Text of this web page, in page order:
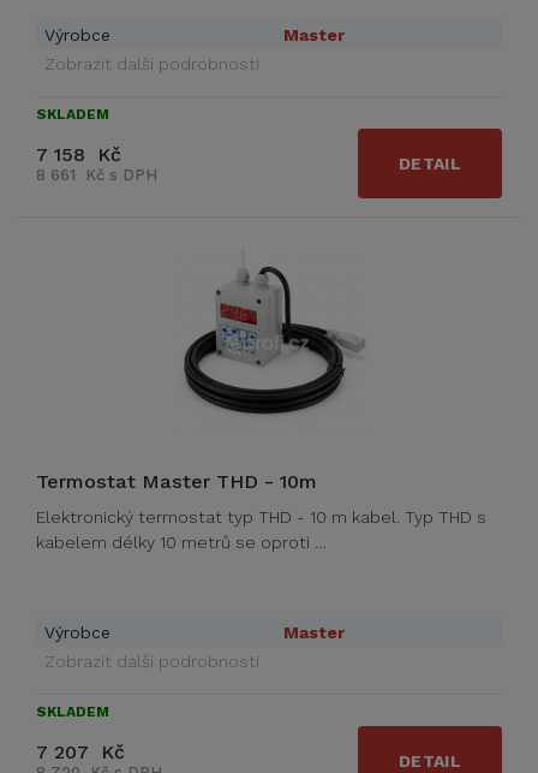
Výrobce
Master
Zobrazit další podrobnosti
SKLADEM
7 158 Kč
8 661 Kč s DPH
DETAIL
Termostat Master THD - 10m
Elektronický termostat typ THD - 10 m kabel. Typ THD s
kabelem délky 10 metrů se oproti …
Výrobce
Master
Zobrazit další podrobnosti
SKLADEM
7 207 Kč DETAIL